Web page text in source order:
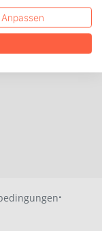
·
Anpassen